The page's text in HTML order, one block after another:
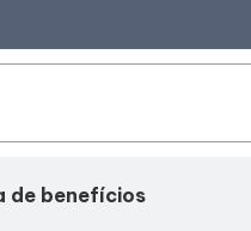
de benefícios